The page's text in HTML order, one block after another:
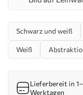
Schwarz und weiß
Weiß
Lieferbereit in
Werktagen